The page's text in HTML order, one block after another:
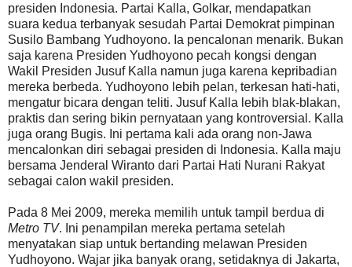
presiden Indonesia. Partai Kalla, Golkar, mendapatkan
suara kedua terbanyak sesudah Partai Demokrat pimpinan
Susilo Bambang Yudhoyono. Ia pencalonan menarik. Bukan
saja karena Presiden Yudhoyono pecah kongsi dengan
Wakil Presiden Jusuf Kalla namun juga karena kepribadian
mereka berbeda. Yudhoyono lebih pelan, terkesan hati-hati,
mengatur bicara dengan teliti. Jusuf Kalla lebih blak-blakan,
praktis dan sering bikin pernyataan yang kontroversial. Kalla
juga orang Bugis. Ini pertama kali ada orang non-Jawa
mencalonkan diri sebagai presiden di Indonesia. Kalla maju
bersama Jenderal Wiranto dari Partai Hati Nurani Rakyat
sebagai calon wakil presiden.
Pada 8 Mei 2009, mereka memilih untuk tampil berdua di
Metro TV. Ini penampilan mereka pertama setelah
menyatakan siap untuk bertanding melawan Presiden
Yudhoyono. Wajar jika banyak orang, setidaknya di Jakarta,